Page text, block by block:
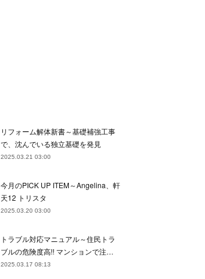
リフォーム解体新書～基礎補強工事
で、沈んでいる独立基礎を発見
2025.03.21 03:00
今月のPICK UP ITEM～Angelina、軒
天12 トリスタ
2025.03.20 03:00
トラブル対応マニュアル～住民トラ
ブルの危険度高!! マンションで注…
2025.03.17 08:13